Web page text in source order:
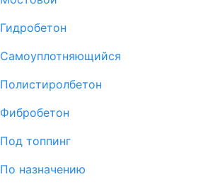
Гидробетон
Самоуплотняющийся
Полистиролбетон
Фибробетон
Под топпинг
По назначению